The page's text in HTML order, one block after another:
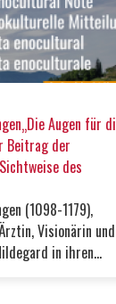
Augen für
Beitrag der
des
(1098-1179),
Visionärin und
in ihren